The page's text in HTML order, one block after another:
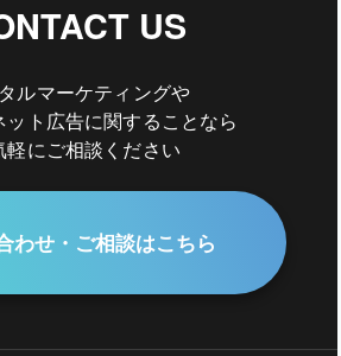
US
ルマーケティングや
ット広告に関することなら
軽にご相談ください
わせ・ご相談はこちら